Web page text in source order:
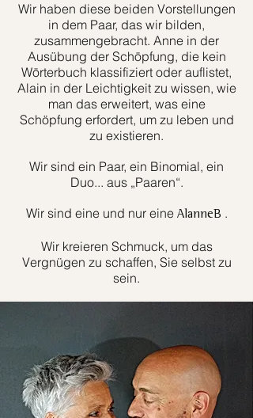
Wir haben diese beiden Vorstellungen
in dem Paar, das wir bilden,
zusammengebracht. Anne in der
Ausübung der Schöpfung, die kein
Wörterbuch klassifiziert oder auflistet,
Alain in der Leichtigkeit zu wissen, wie
man das erweitert, was eine
Schöpfung erfordert, um zu leben und
zu existieren.
Wir sind ein Paar, ein Binomial, ein
Duo... aus „Paaren“.
Wir sind eine und nur eine AlanneB .
Wir kreieren Schmuck, um das
Vergnügen zu schaffen, Sie selbst zu
sein.